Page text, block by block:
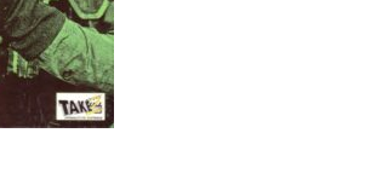
Clancy spielt ein Spiel
Smith und The Abyss